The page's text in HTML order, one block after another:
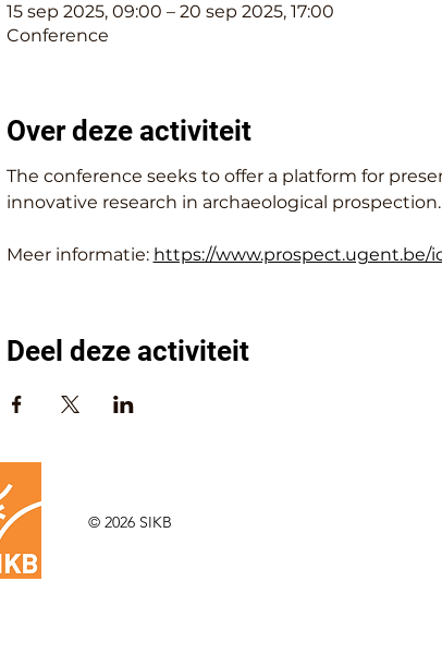
15 sep 2025, 09:00 – 20 sep 2025, 17:00
Conference
Over deze activiteit
The conference seeks to offer a platform for
innovative research in archaeological prospection.
Meer informatie: https://www.prospect.ugent.be/
Deel deze activiteit
© 2026 SIKB